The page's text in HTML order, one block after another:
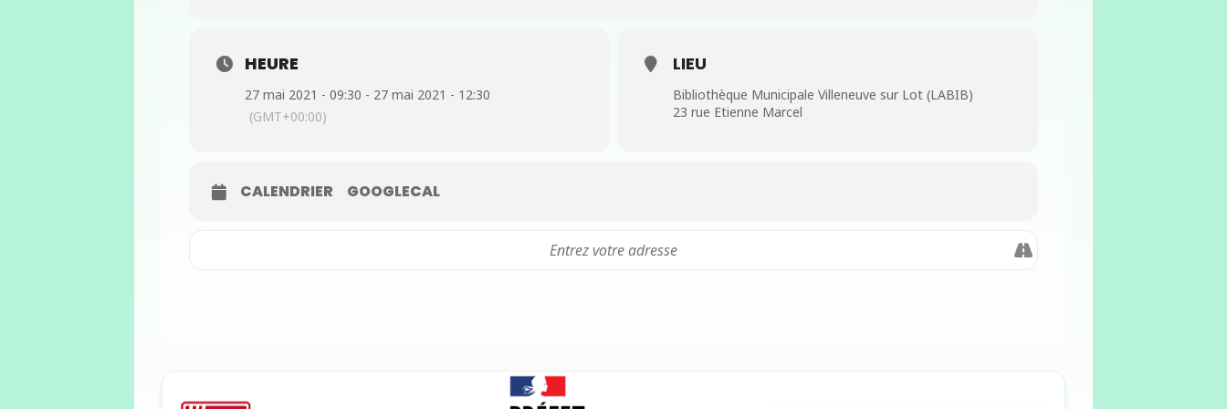
HEURE
27 mai 2021 - 09:30 - 27 mai 2021 - 12:30
(GMT+00:00)
LIEU
Bibliothèque Municipale Villeneuve sur Lot (LABIB)
23 rue Etienne Marcel
CALENDRIER GOOGLECAL